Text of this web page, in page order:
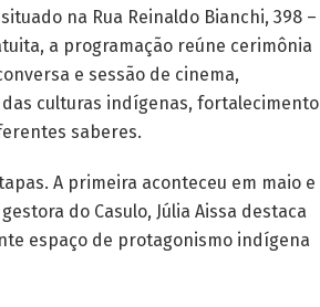
na Rua Reinaldo Bianchi, 398 –
a programação reúne cerimônia
e sessão de cinema,
culturas indígenas, fortalecimento
saberes.
A primeira aconteceu em maio e
do Casulo, Júlia Aissa destaca
espaço de protagonismo indígena